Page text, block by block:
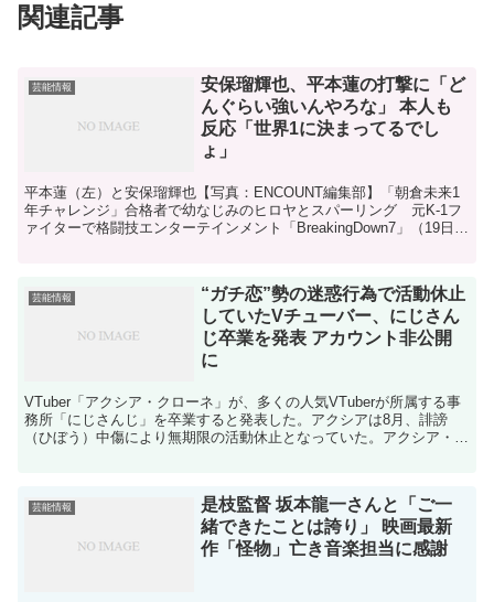
関連記事
芸能情報
安保瑠輝也、平本蓮の打撃に「ど
んぐらい強いんやろな」 本人も
反応「世界1に決まってるでし
ょ」
平本蓮（左）と安保瑠輝也【写真：ENCOUNT編集部】「朝倉未来1
年チャレンジ」合格者で幼なじみのヒロヤとスパーリング 元K-1フ
ァイターで格闘技エンターテインメント「BreakingDown7」（19日・
芸能情報
“ガチ恋”勢の迷惑行為で活動休止
していたVチューバー、にじさん
じ卒業を発表 アカウント非公開
に
VTuber「アクシア・クローネ」が、多くの人気VTuberが所属する事
務所「にじさんじ」を卒業すると発表した。アクシアは8月、誹謗
（ひぼう）中傷により無期限の活動休止となっていた。アクシア・ク
芸能情報
是枝監督 坂本龍一さんと「ご一
緒できたことは誇り」 映画最新
作「怪物」亡き音楽担当に感謝